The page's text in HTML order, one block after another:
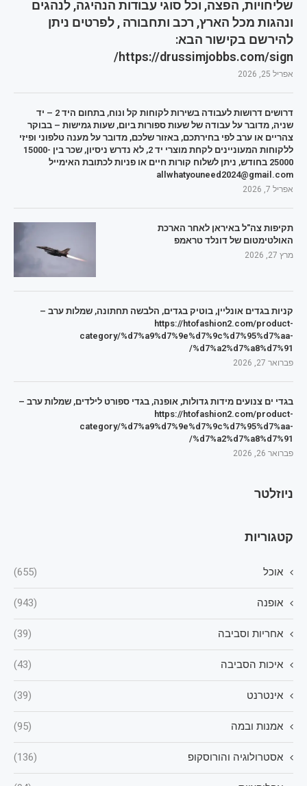
שליחויות, הפצה, וכל סוגי עבודות הנהיגה, לנהגים
ונהגות מכל הארץ, רכב ותחבורה , לפרטים ניתן
להירשם בקישור הבא:
https://drussimjobbs.com/sign/
אפריל 25, 2026
דרושים דרושות לעבודה בשירות לקוחות קל ונוח, בתחום היד 2 – יד
שניה, מדובר על עבודה של שעות ספורות ביום, שעות גמישות – בבוקר
צהריים או ערב לפי בחירתכם, באזור שלכם, מדובר על מענה טלפוני ופיזי
ללקוחות המעוניינים לקחת מוצרי יד 2, לא נדרש ניסיון, שכר בין 15000-
25000 בחודש, ניתן לשלוח קורות חיים או פניות לכתובת האימייל
allwhatyouneed2024@gmail.com
אפריל 7, 2026
תקיפות צה"ל באיראן לאחר הארכת
האולטימטום של דונלד טראמפ
מרץ 27, 2026
קניות בגדים אונליין, בוטיק בגדים, הלבשה תחתונה, שמלות ערב –
https://htofashion2.com/product-
category/%d7%a9%d7%9e%d7%9c%d7%95%d7%aa-
%d7%a2%d7%a8%d7%91/
פברואר 27, 2026
בגדי ים צנועים מידות גדולות, אופנה, בגדי ספורט לילדים, שמלות ערב –
https://htofashion2.com/product-
category/%d7%a9%d7%9e%d7%9c%d7%95%d7%aa-
%d7%a2%d7%a8%d7%91/
פברואר 26, 2026
ניוזלטר
קטגוריות
אוכל (655)
אופנה (943)
אחריות וסביבה (39)
איכות הסביבה (43)
אינטרנט (39)
אמנות ובמה (95)
אסטרולוגיה והורוסקופ (136)